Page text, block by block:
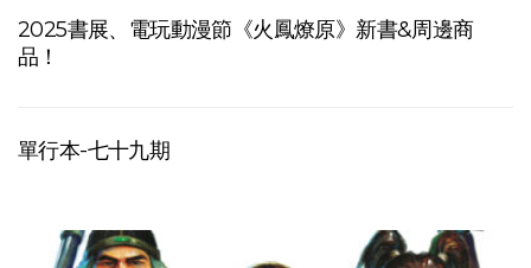
2025書展、電玩動漫節《火鳳燎原》新書&周邊商
品！
單行本-七十九期